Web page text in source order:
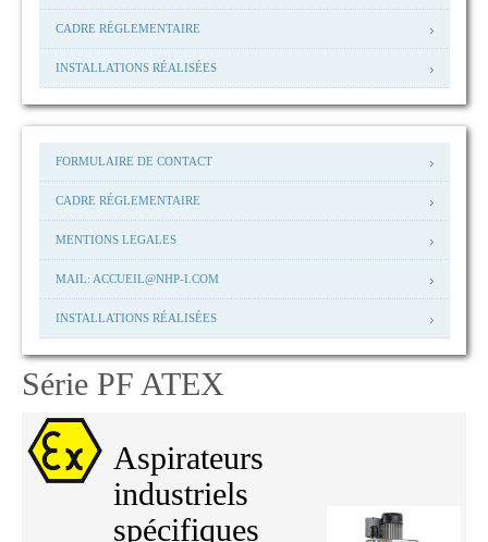
CADRE RÉGLEMENTAIRE
INSTALLATIONS RÉALISÉES
FORMULAIRE DE CONTACT
CADRE RÉGLEMENTAIRE
MENTIONS LEGALES
MAIL: ACCUEIL@NHP-I.COM
INSTALLATIONS RÉALISÉES
Série PF ATEX
Aspirateurs
industriels
spécifiques